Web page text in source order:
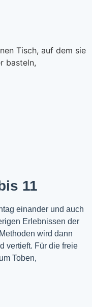
11
einander und auch
Erlebnissen der
wird dann
vertieft. Für die freie
Toben,